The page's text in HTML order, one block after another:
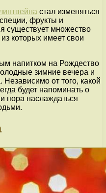
стал изменяться
фрукты и
существует множество
которых имеет свои
напитком на Рождество
зимние вечера и
от того, какой
будет напоминать о
пора наслаждаться